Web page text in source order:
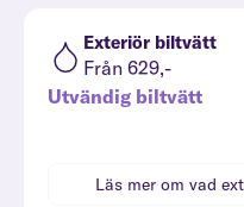
Exteriör biltvätt
Från 629,-
Utvändig biltvätt
Läs mer om vad